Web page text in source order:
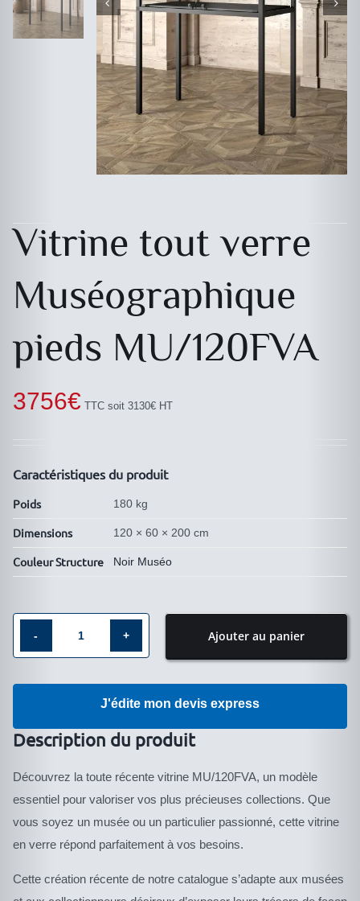
Vitrine tout verre
Muséographique
pieds MU/120FVA
3756€ TTC soit 3130€ HT
Caractéristiques du produit
Poids 180 kg
Dimensions 120 × 60 × 200 cm
Couleur Structure Noir Muséo
verre
pieds
MU/120FVA
Ajouter au panier
J'édite mon devis express
Description du produit
Découvrez la toute récente vitrine MU/120FVA, un modèle
essentiel pour valoriser vos plus précieuses collections. Que
vous soyez un musée ou un particulier passionné, cette vitrine
en verre répond parfaitement à vos besoins.
Cette création récente de notre catalogue s’adapte aux musées